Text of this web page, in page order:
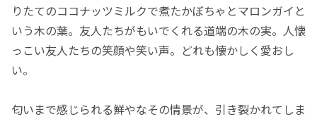
りたてのココナッツミルクで煮たかぼちゃとマロンガイと
いう木の葉。友人たちがもいでくれる道端の木の実。人懐
っこい友人たちの笑顔や笑い声。どれも懐かしく愛おし
い。
匂いまで感じられる鮮やなその情景が、引き裂かれてしま